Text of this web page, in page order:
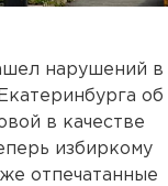
нарушений в
об
в качестве
избиркому
отпечатанные